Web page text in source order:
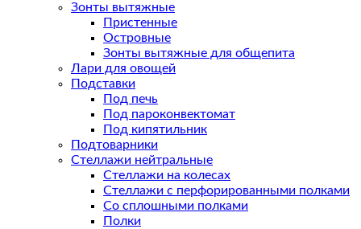
Зонты вытяжные
Пристенные
Островные
Зонты вытяжные для общепита
Лари для овощей
Подставки
Под печь
Под пароконвектомат
Под кипятильник
Подтоварники
Стеллажи нейтральные
Стеллажи на колесах
Стеллажи с перфорированными полками
Со сплошными полками
Полки